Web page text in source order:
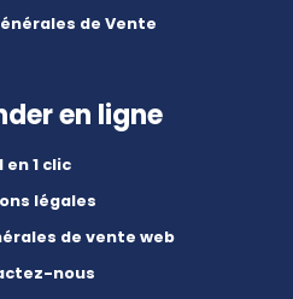
de Vente
en ligne
en 1 clic
légales
de vente web
nous